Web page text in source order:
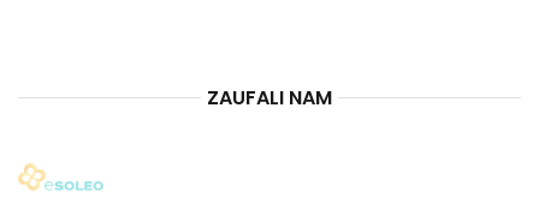
ZAUFALI NAM